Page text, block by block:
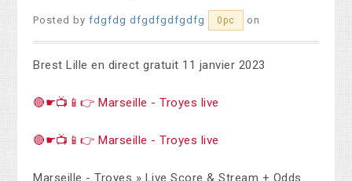
Posted byfdgfdg dfgdfgdfgdfg 0pc on
Brest Lille en direct gratuit 11 janvier 2023
🔴☛📺📱👉 Marseille - Troyes live
🔴☛📺📱👉 Marseille - Troyes live